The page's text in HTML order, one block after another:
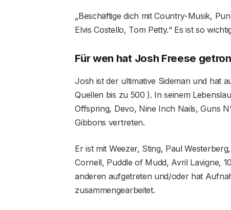
„Beschäftige dich mit Country-Musik,
Elvis Costello, Tom Petty.“ Es ist so
Für wen hat Josh Freese
Josh ist der ultimative Sideman und hat
Quellen bis zu 500 ). In seinem
Offspring, Devo, Nine Inch Nails, Guns
Gibbons vertreten.
Er ist mit Weezer, Sting, Paul
Cornell, Puddle of Mudd, Avril Lavigne,
anderen aufgetreten und/oder hat
zusammengearbeitet.